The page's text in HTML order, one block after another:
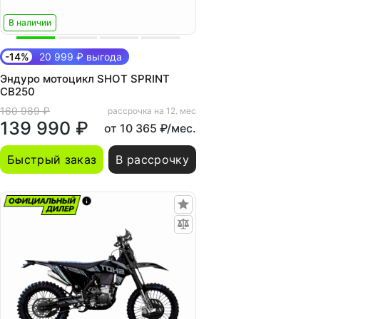
В наличии
-14% 20 999 ₽ выгода
Эндуро мотоцикл SHOT SPRINT
CB250
160 989 ₽
139 990 ₽
рассрочка на 12. мес
от 10 365 ₽/мес.
Быстрый заказ В рассрочку